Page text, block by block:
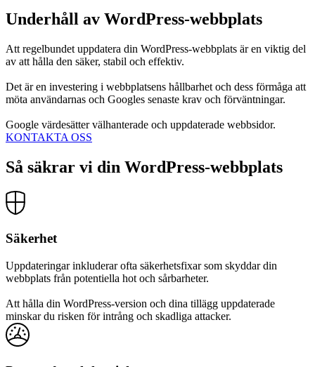
Underhåll av WordPress-webbplats
Att regelbundet uppdatera din WordPress-webbplats är en viktig del
av att hålla den säker, stabil och effektiv.
Det är en investering i webbplatsens hållbarhet och dess förmåga att
möta användarnas och Googles senaste krav och förväntningar.
Google värdesätter välhanterade och uppdaterade webbsidor.
KONTAKTA OSS
Så säkrar vi din WordPress-webbplats
Säkerhet
Uppdateringar inkluderar ofta säkerhetsfixar som skyddar din
webbplats från potentiella hot och sårbarheter.
Att hålla din WordPress-version och dina tillägg uppdaterade
minskar du risken för intrång och skadliga attacker.